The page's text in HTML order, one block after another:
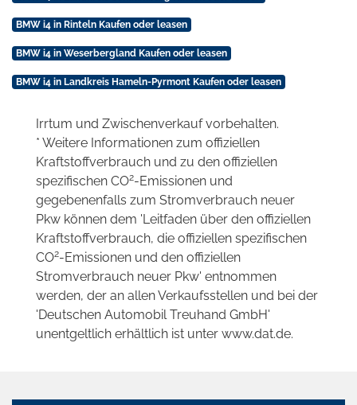
BMW i4 in Rinteln Kaufen oder leasen
BMW i4 in Weserbergland Kaufen oder leasen
BMW i4 in Landkreis Hameln-Pyrmont Kaufen oder leasen
Irrtum und Zwischenverkauf vorbehalten.
* Weitere Informationen zum offiziellen
Kraftstoffverbrauch und zu den offiziellen
spezifischen CO2-Emissionen und
gegebenenfalls zum Stromverbrauch neuer
Pkw können dem 'Leitfaden über den offiziellen
Kraftstoffverbrauch, die offiziellen spezifischen
CO2-Emissionen und den offiziellen
Stromverbrauch neuer Pkw' entnommen
werden, der an allen Verkaufsstellen und bei der
'Deutschen Automobil Treuhand GmbH'
unentgeltlich erhältlich ist unter www.dat.de.